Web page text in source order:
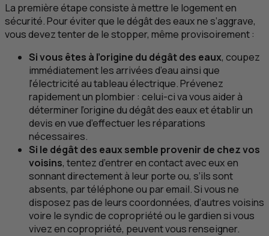
La première étape consiste à mettre le logement en
sécurité. Pour éviter que le dégât des eaux ne s’aggrave,
vous devez tenter de le stopper, même provisoirement :
Si vous êtes à l’origine du dégât des eaux, coupez
immédiatement les arrivées d’eau ainsi que
l’électricité au tableau électrique. Prévenez
rapidement un plombier : celui-ci va vous aider à
déterminer l’origine du dégât des eaux et établir un
devis en vue d’effectuer les réparations
nécessaires.
Si le dégât des eaux semble provenir de chez vos
voisins, tentez d’entrer en contact avec eux en
sonnant directement à leur porte ou, s’ils sont
absents, par téléphone ou par email. Si vous ne
disposez pas de leurs coordonnées, d’autres voisins
voire le syndic de copropriété ou le gardien si vous
vivez en copropriété, peuvent vous renseigner.